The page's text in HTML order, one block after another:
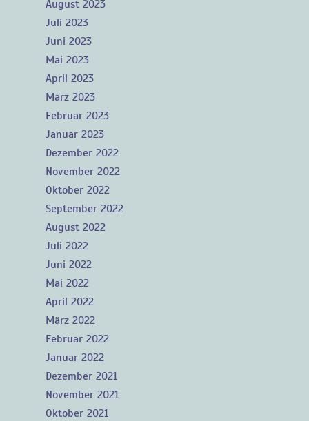
August 2023
Juli 2023
Juni 2023
Mai 2023
April 2023
März 2023
Februar 2023
Januar 2023
Dezember 2022
November 2022
Oktober 2022
September 2022
August 2022
Juli 2022
Juni 2022
Mai 2022
April 2022
März 2022
Februar 2022
Januar 2022
Dezember 2021
November 2021
Oktober 2021